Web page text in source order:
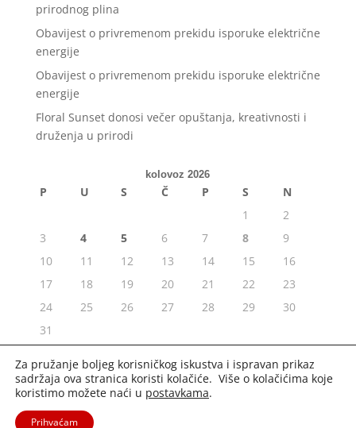
prirodnog plina
Obavijest o privremenom prekidu isporuke električne
energije
Obavijest o privremenom prekidu isporuke električne
energije
Floral Sunset donosi večer opuštanja, kreativnosti i
druženja u prirodi
kolovoz 2026
P U S Č P S
N
1
2
3
4 5 6 7 8
9
10
11 12 13 14 15
16
17
18 19 20 21 22
23
24
25 26 27 28 29
30
31
« srp
Za pružanje boljeg korisničkog iskustva i ispravan prikaz
sadržaja ova stranica koristi kolačiće. Više o kolačićima koje
koristimo možete naći u postavkama.
Prihvaćam